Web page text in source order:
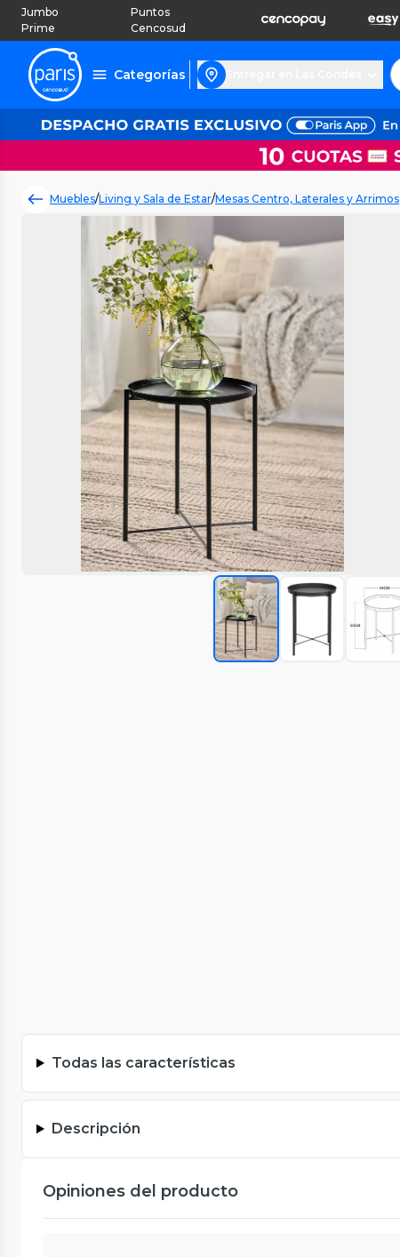
Jumbo
Prime
Puntos
Cencosud
Categorías
Muebles/Living y Sala de Estar/Mesas Centro, Laterales y Arrimos
Todas las características
Descripción
Opiniones del producto